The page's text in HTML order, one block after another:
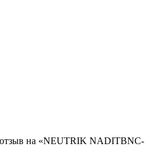
отзыв на «NEUTRIK NADITBNC-